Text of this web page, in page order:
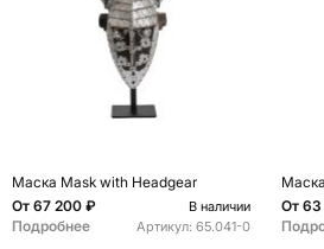
Маска Mask with Headgear
От 67 200 ₽ В наличии
Подробнее Артикул: 65.041-0
От 63